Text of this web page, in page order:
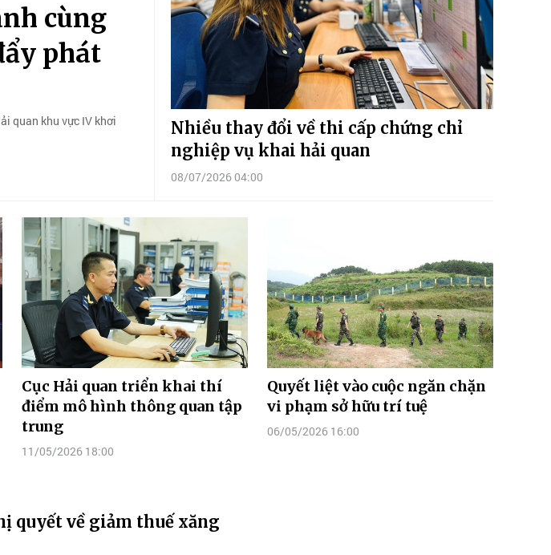
cùng
phát
quan khu vực IV khơi
Nhiều thay đổi về thi cấp chứng chỉ
nghiệp vụ khai hải quan
08/07/2026 04:00
Cục Hải quan triển khai thí
điểm mô hình thông quan tập
trung
11/05/2026 18:00
Quyết liệt vào cuộc ngăn chặn
vi phạm sở hữu trí tuệ
06/05/2026 16:00
quyết về giảm thuế xăng